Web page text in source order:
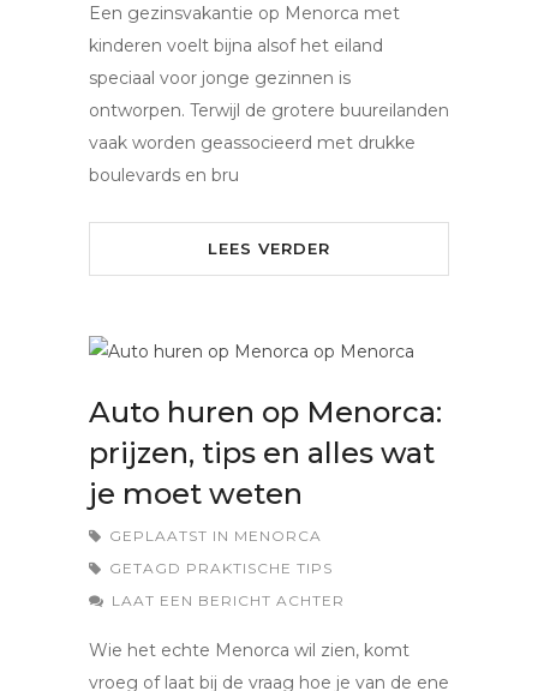
Een gezinsvakantie op Menorca met
kinderen voelt bijna alsof het eiland
speciaal voor jonge gezinnen is
ontworpen. Terwijl de grotere buureilanden
vaak worden geassocieerd met drukke
boulevards en bru
LEES VERDER
Auto huren op Menorca:
prijzen, tips en alles wat
je moet weten
GEPLAATST IN MENORCA
GETAGD PRAKTISCHE TIPS
LAAT EEN BERICHT ACHTER
Wie het echte Menorca wil zien, komt
vroeg of laat bij de vraag hoe je van de ene